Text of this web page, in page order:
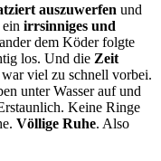
auszuwerfen und
irrsinniges und
dem Köder folgte
los. Und die Zeit
viel zu schnell vorbei.
unter Wasser auf und
Keine Ringe
Völlige Ruhe. Also